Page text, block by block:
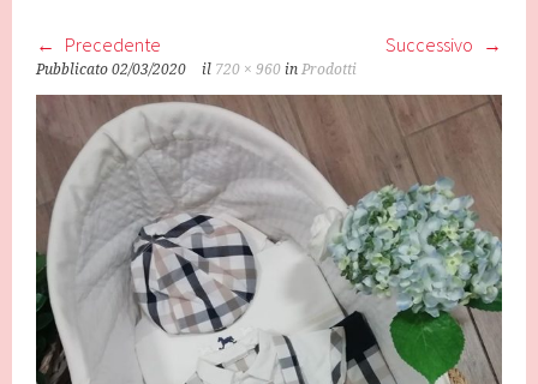
Precedente Successivo
Pubblicato02/03/2020 il 720 × 960 inProdotti